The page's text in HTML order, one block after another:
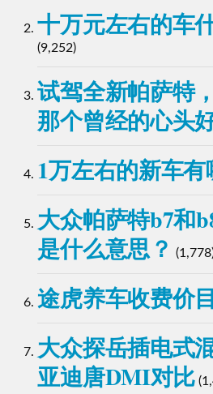
十万元左右的车
(9,252)
试驾全新帕萨特
那个曾经的心头
1万左右的新车有
大众帕萨特b7和
是什么意思？
途虎养车收费价
大众探岳插电式
亚迪唐DMI对比